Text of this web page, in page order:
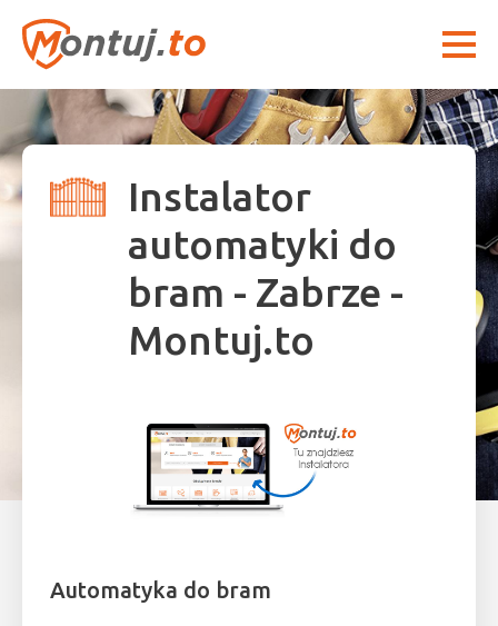
Instalator
automatyki do
bram - Zabrze -
Montuj.to
Automatyka do bram